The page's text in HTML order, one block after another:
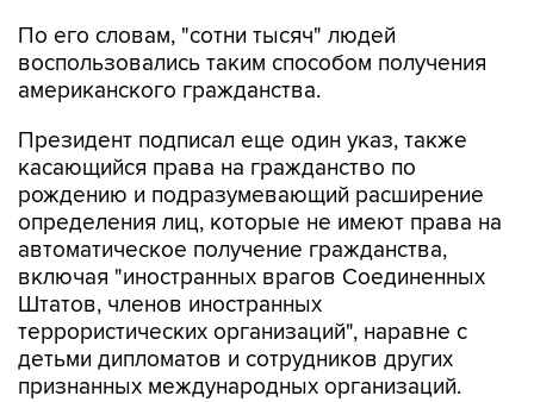
По его словам, "сотни тысяч" людей
воспользовались таким способом получения
американского гражданства.
Президент подписал еще один указ, также
касающийся права на гражданство по
рождению и подразумевающий расширение
определения лиц, которые не имеют права на
автоматическое получение гражданства,
включая "иностранных врагов Соединенных
Штатов, членов иностранных
террористических организаций", наравне с
детьми дипломатов и сотрудников других
признанных международных организаций.